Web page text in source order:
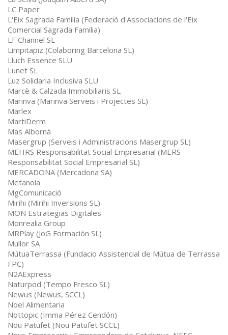
LC Paper
L'Eix Sagrada Família (Federació d'Associacions de l'Eix
Comercial Sagrada Familia)
LF Channel SL
Limpitapiz (Colaboring Barcelona SL)
Lluch Essence SLU
Lunet SL
Luz Solidaria Inclusiva SLU
Marcè & Calzada Immobiliaris SL
Marinva (Marinva Serveis i Projectes SL)
Marlex
MartiDerm
Mas Albornà
Masergrup (Serveis i Administracions Masergrup SL)
MEHRS Responsabilitat Social Empresarial (MERS
Responsabilitat Social Empresarial SL)
MERCADONA (Mercadona SA)
Metanoia
MgComunicació
Mirihi (Mirihi Inversions SL)
MON Estrategias Digitales
Monrealia Group
MRPlay (JoG Formación SL)
Mullor SA
MútuaTerrassa (Fundacio Assistencial de Mútua de Terrassa
FPC)
N2AExpress
Naturpod (Tempo Fresco SL)
Newus (Newus, SCCL)
Noel Alimentaria
Nottopic (Imma Pérez Cendón)
Nou Patufet (Nou Patufet SCCL)